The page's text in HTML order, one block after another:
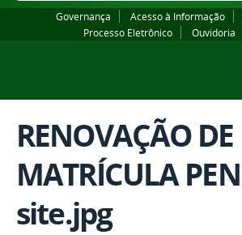
Governança Acesso à Informação
Processo Eletrônico
Ouvidoria
RENOVAÇÃO DE
MATRÍCULA
site.jpg